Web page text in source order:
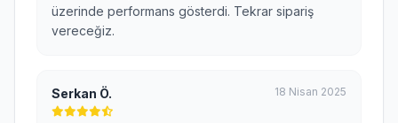
üzerinde performans gösterdi. Tekrar sipariş
vereceğiz.
Serkan Ö. 18 Nisan 2025